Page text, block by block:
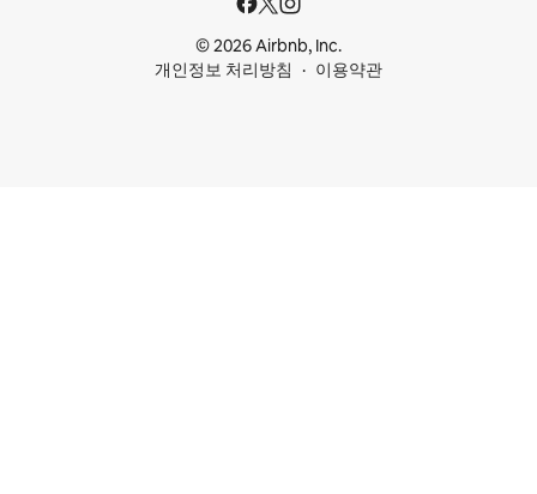
© 2026 Airbnb, Inc.
개인정보 처리방침
이용약관